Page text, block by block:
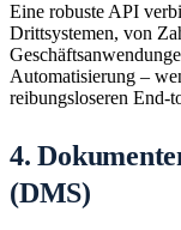
Eine robuste API
Drittsystemen, von
Automatisierung –
reibungsloseren End-
4.
(DMS)